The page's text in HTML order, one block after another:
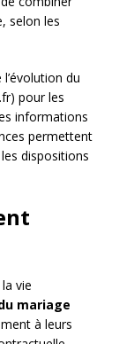
selon les
du
pour les
informations
permettent
dispositions
vie
mariage
à leurs